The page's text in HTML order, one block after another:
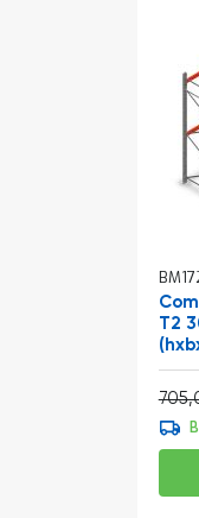
T2
Normale prijs